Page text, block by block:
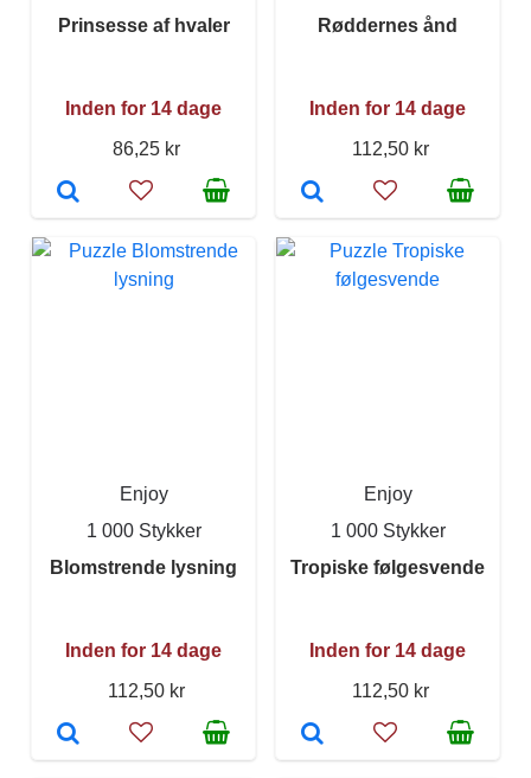
Prinsesse af hvaler
Inden for 14 dage
86,25 kr
Røddernes ånd
Inden for 14 dage
112,50 kr
Enjoy
1 000 Stykker
Blomstrende lysning
Inden for 14 dage
112,50 kr
Enjoy
1 000 Stykker
Tropiske følgesvende
Inden for 14 dage
112,50 kr